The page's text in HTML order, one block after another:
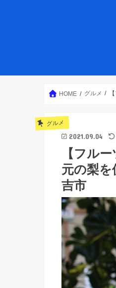
HOME グルメ
グルメ
2021.09.04
【フル
元の梨
吉市